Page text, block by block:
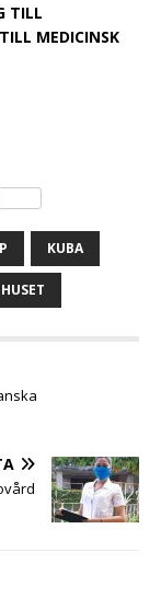
TILL
MEDICINSK
KUBA